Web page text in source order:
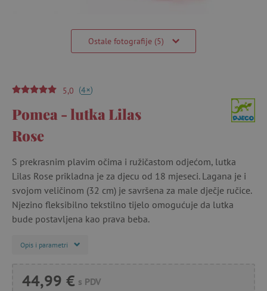
Ostale fotografije (5)
5,0 (4+)
Pomea - lutka Lilas
Rose
S prekrasnim plavim očima i ružičastom odjećom, lutka
Lilas Rose prikladna je za djecu od 18 mjeseci. Lagana je i
svojom veličinom (32 cm) je savršena za male dječje ručice.
Njezino fleksibilno tekstilno tijelo omogućuje da lutka
bude postavljena kao prava beba.
Opis i parametri
44,99 € s PDV